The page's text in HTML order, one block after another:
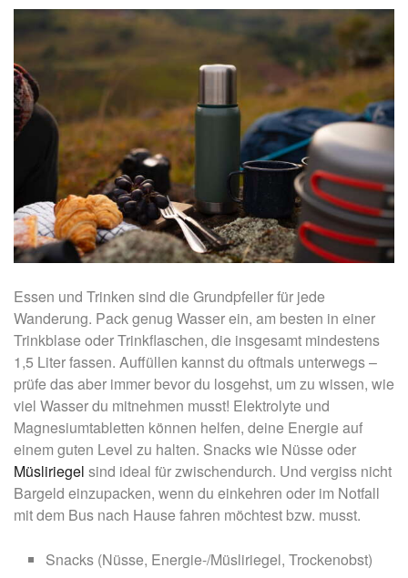
Essen und Trinken sind die Grundpfeiler für jede
Wanderung. Pack genug Wasser ein, am besten in einer
Trinkblase oder Trinkflaschen, die insgesamt mindestens
1,5 Liter fassen. Auffüllen kannst du oftmals unterwegs –
prüfe das aber immer bevor du losgehst, um zu wissen, wie
viel Wasser du mitnehmen musst! Elektrolyte und
Magnesiumtabletten können helfen, deine Energie auf
einem guten Level zu halten. Snacks wie Nüsse oder
Müsliriegel sind ideal für zwischendurch. Und vergiss nicht
Bargeld einzupacken, wenn du einkehren oder im Notfall
mit dem Bus nach Hause fahren möchtest bzw. musst.
Snacks (Nüsse, Energie-/Müsliriegel, Trockenobst)